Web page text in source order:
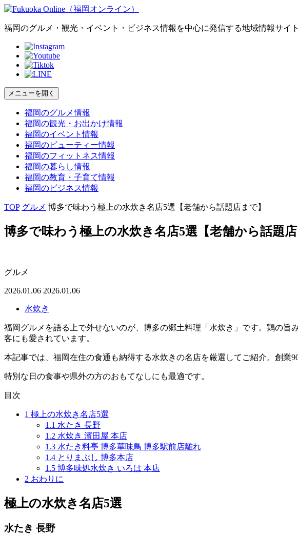
福岡のグルメ・観光・イベント・ビジネス情報を中心に発信する地域情報サイト
メニューを開く
福岡のグルメ情報
福岡の観光・お出かけ情報
福岡のイベント情報
福岡のビューティー情報
福岡のフィットネス情報
福岡の暮らし情報
福岡の教育・子育て情報
福岡のビジネス情報
TOP グルメ 博多で味わう極上の水炊き名店5選【老舗から話題店まで】
博多で味わう極上の水炊き名店5選【老舗から話題店
グルメ
2026.01.06 2026.01.06
水炊き
福岡グルメを語る上で外せないのが、博多の郷土料理「水炊き」です。鶏の
客にも愛されています。
本記事では、福岡在住の食通も納得する水炊きの名店を厳選してご紹介。創業
特別な日の食事や県外の方のおもてなしにも最適です。
目次
1 極上の水炊き名店5選
1.1 水たき 長野
1.2 水炊き 濱田屋 本店
1.3 水たき料亭 博多華味鳥 博多駅前店離れ
1.4 とりまぶし 博多本店
1.5 博多味処水炊き いろは 本店
2 おわりに
極上の水炊き名店5選
水たき 長野